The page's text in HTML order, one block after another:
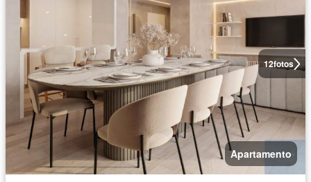
12fotos
Apartamento